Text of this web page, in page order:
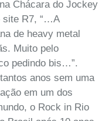
Chácara do Jockey
site R7, “…A
de heavy metal
Muito pelo
pedindo bis…”.
anos sem uma
em um dos
o Rock in Rio